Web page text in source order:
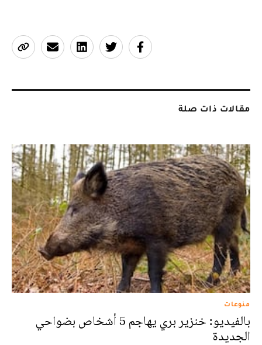
مقالات ذات صلة
منوعات
بالفيديو: خنزير بري يهاجم 5 أشخاص بضواحي
الجديدة